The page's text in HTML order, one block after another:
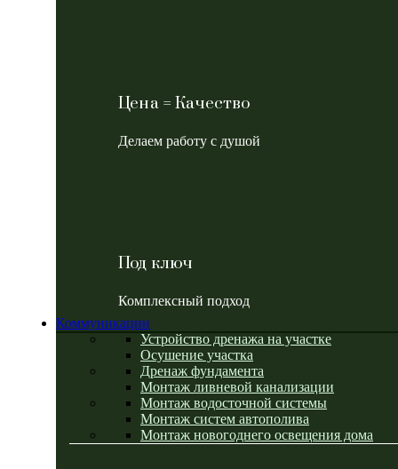
Цена = Качество
Делаем работу с душой
Под ключ
Комплексный подход
Коммуникации
Устройство дренажа на участке
Осушение участка
Дренаж фундамента
Монтаж ливневой канализации
Монтаж водосточной системы
Монтаж систем автополива
Монтаж новогоднего освещения дома